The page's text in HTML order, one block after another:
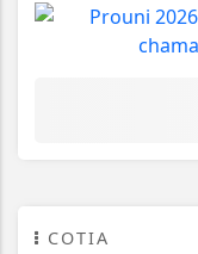
COTIA